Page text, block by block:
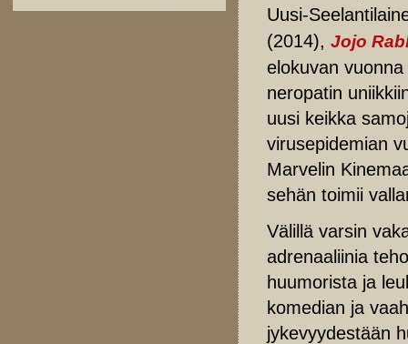
Uusi-
(2014), Jojo
elokuvan
neropatin
uusi keikka
virusepidemian
Marvelin
sehän toimii
Välillä varsin
adrenaaliinia
huumorista ja
komedian ja
jykevyydestään